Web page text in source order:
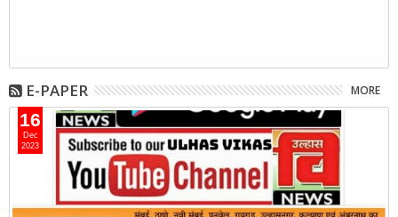
E-PAPER MORE
16
Dec
2023